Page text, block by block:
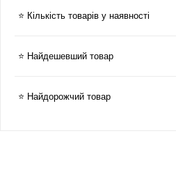
⭐ Кількість товарів у наявності
⭐ Найдешевший товар
⭐ Найдорожчий товар